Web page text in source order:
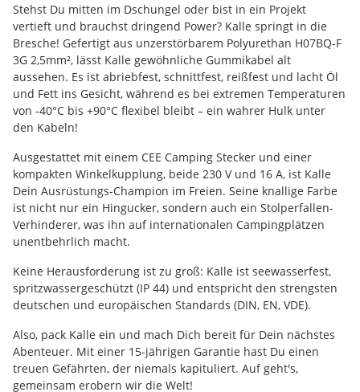
Stehst Du mitten im Dschungel oder bist in ein Projekt
vertieft und brauchst dringend Power? Kalle springt in die
Bresche! Gefertigt aus unzerstörbarem Polyurethan H07BQ-F
3G 2,5mm², lässt Kalle gewöhnliche Gummikabel alt
aussehen. Es ist abriebfest, schnittfest, reißfest und lacht Öl
und Fett ins Gesicht, während es bei extremen Temperaturen
von -40°C bis +90°C flexibel bleibt – ein wahrer Hulk unter
den Kabeln!
Ausgestattet mit einem CEE Camping Stecker und einer
kompakten Winkelkupplung, beide 230 V und 16 A, ist Kalle
Dein Ausrüstungs-Champion im Freien. Seine knallige Farbe
ist nicht nur ein Hingucker, sondern auch ein Stolperfallen-
Verhinderer, was ihn auf internationalen Campingplätzen
unentbehrlich macht.
Keine Herausforderung ist zu groß: Kalle ist seewasserfest,
spritzwassergeschützt (IP 44) und entspricht den strengsten
deutschen und europäischen Standards (DIN, EN, VDE).
Also, pack Kalle ein und mach Dich bereit für Dein nächstes
Abenteuer. Mit einer 15-jährigen Garantie hast Du einen
treuen Gefährten, der niemals kapituliert. Auf geht's,
gemeinsam erobern wir die Welt!